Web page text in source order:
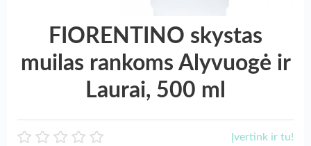
FIORENTINO skystas
muilas rankoms Alyvuogė ir
Laurai, 500 ml
Įvertink ir tu!